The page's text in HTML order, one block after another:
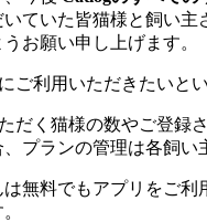
ていた皆猫様と飼い
お願い申し上げます。
ご利用いただきたいと
だく猫様の数やご登録
プランの管理は各飼
無料でもアプリをご